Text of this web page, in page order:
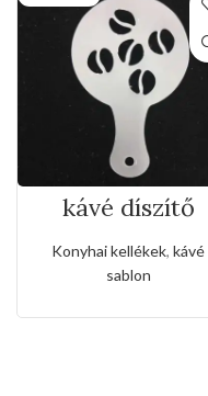
kávé díszítő
sablon(labda
forma)
Konyhai kellékek, kávé
sablon